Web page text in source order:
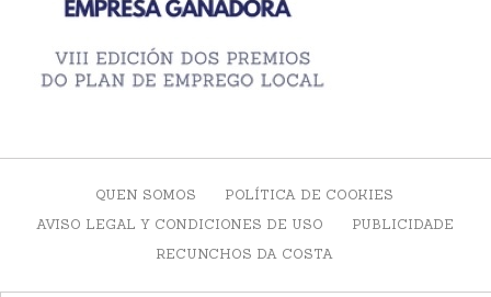
QUEN SOMOS
POLÍTICA DE COOKIES
AVISO LEGAL Y CONDICIONES DE USO
PUBLICIDADE
RECUNCHOS DA COSTA